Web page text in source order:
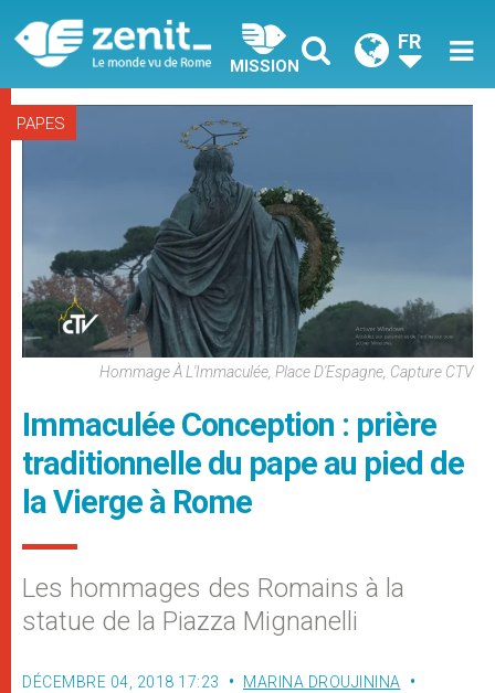
MISSION
FR
PAPES
Hommage À L'Immaculée, Place D'Espagne, Capture CTV
Immaculée Conception : prière
traditionnelle du pape au pied de
la Vierge à Rome
Les hommages des Romains à la
statue de la Piazza Mignanelli
DÉCEMBRE 04, 2018 17:23
MARINA DROUJININA